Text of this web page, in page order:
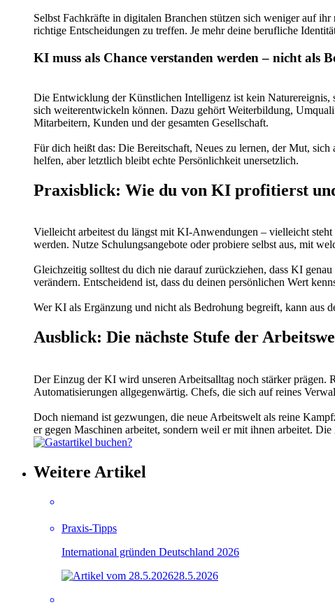
Selbst Fachkräfte in digitalen Branchen stützen sich weniger auf
richtige Entscheidungen zu treffen. Je mehr deine berufliche
KI muss als Chance verstanden werden – nicht als
Die Entwicklung der Künstlichen Intelligenz ist kein Naturereignis,
sich weiterentwickeln können. Dazu gehört Weiterbildung,
Mitarbeitern, Kunden und der gesamten Gesellschaft.
Für dich heißt das: Die Bereitschaft, Neues zu lernen, der Mut,
helfen, aber letztlich bleibt echte Persönlichkeit unersetzlich.
Praxisblick: Wie du von KI profitierst
Vielleicht arbeitest du längst mit KI-Anwendungen – vielleicht
werden. Nutze Schulungsangebote oder probiere selbst aus, mit
Gleichzeitig solltest du dich nie darauf zurückziehen, dass KI
verändern. Entscheidend ist, dass du deinen persönlichen Wert
Wer KI als Ergänzung und nicht als Bedrohung begreift, kann aus
Ausblick: Die nächste Stufe der
Der Einzug der KI wird unseren Arbeitsalltag noch stärker prägen.
Automatisierungen allgegenwärtig. Chefs, die sich auf reines
Doch niemand ist gezwungen, die neue Arbeitswelt als reine
er gegen Maschinen arbeitet, sondern weil er mit ihnen arbeitet.
Weitere Artikel
Praxis-Tipps
International gründen Deutschland 2026
28.5.2026